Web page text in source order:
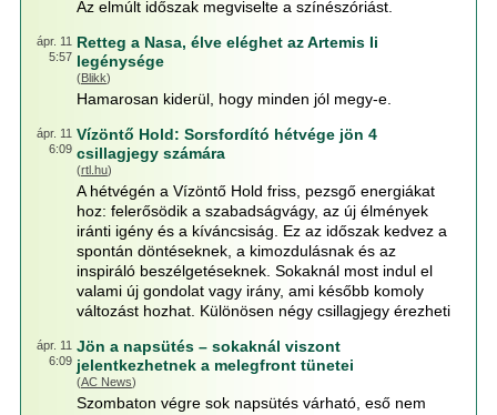
Az elmúlt időszak megviselte a színészóriást.
ápr. 11
5:57
Retteg a Nasa, élve eléghet az Artemis Ii
legénysége
(Blikk)
Hamarosan kiderül, hogy minden jól megy-e.
ápr. 11
6:09
Vízöntő Hold: Sorsfordító hétvége jön 4
csillagjegy számára
(rtl.hu)
A hétvégén a Vízöntő Hold friss, pezsgő energiákat
hoz: felerősödik a szabadságvágy, az új élmények
iránti igény és a kíváncsiság. Ez az időszak kedvez a
spontán döntéseknek, a kimozdulásnak és az
inspiráló beszélgetéseknek. Sokaknál most indul el
valami új gondolat vagy irány, ami később komoly
változást hozhat. Különösen négy csillagjegy érezheti
ápr. 11
6:09
Jön a napsütés – sokaknál viszont
jelentkezhetnek a melegfront tünetei
(AC News)
Szombaton végre sok napsütés várható, eső nem